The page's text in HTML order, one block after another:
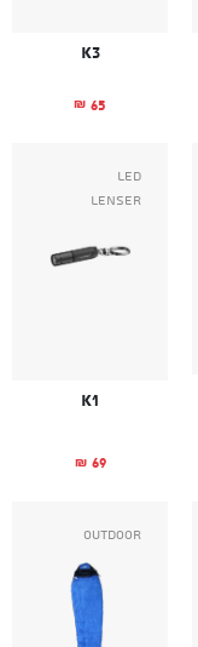
K3
₪ 65
Led
Lenser
K1
₪ 69
Outdoor